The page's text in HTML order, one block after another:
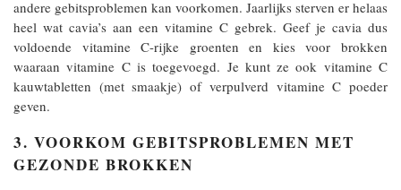
andere gebitsproblemen kan voorkomen. Jaarlijks sterven er helaas
heel wat cavia’s aan een vitamine C gebrek. Geef je cavia dus
voldoende vitamine C-rijke groenten en kies voor brokken
waaraan vitamine C is toegevoegd. Je kunt ze ook vitamine C
kauwtabletten (met smaakje) of verpulverd vitamine C poeder
geven.
3. VOORKOM GEBITSPROBLEMEN MET
GEZONDE BROKKEN